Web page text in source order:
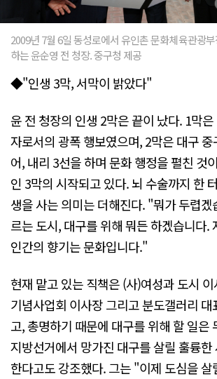
2009년 7월 6일 동성로에서 유인촌 문화체육관광
하는 윤순영 전 청장. 중구청 제공
◆"인생 3막, 서막이 밝았다"
윤 전 청장의 인생 2막은 끝이 났다. 1막
자로서의 광폭 행보였으며, 2막은 대구
어, 내리 3선을 하며 문화 행정을 펼친 것
인 3막의 시작되고 있다. 뇌 수술까지 한
생을 사는 의미는 더해진다. "뭐가 두렵
르는 도시, 대구를 위해 뭐든 하겠습니다.
인간의 향기는 문화입니다."
현재 맡고 있는 직책은 (사)여성과 도시
기념사업회 이사장 그리고 분도갤러리
고, 총명하기 때문에 대구를 위해 할 일은
지방선거에서 망가진 대구를 살릴 훌륭
한다고도 강조했다. 그는 "이제 도심을